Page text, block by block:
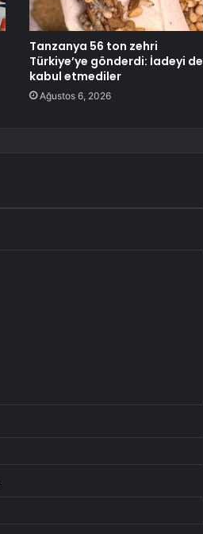
Tanzanya 56 ton zehri
Türkiye’ye gönderdi: İadeyi de
kabul etmediler
Ağustos 6, 2026